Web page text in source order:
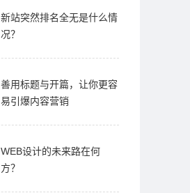
新站突然排名全无是什么情
况？
善用标题与开篇，让你更容
易引爆内容营销
WEB设计的未来路在何
方？